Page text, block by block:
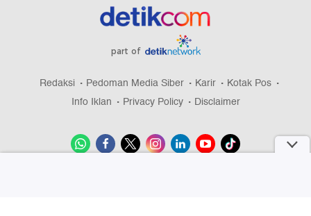
part of
Redaksi Pedoman Media Siber Karir
Kotak Pos
Info Iklan
Privacy Policy Disclaimer